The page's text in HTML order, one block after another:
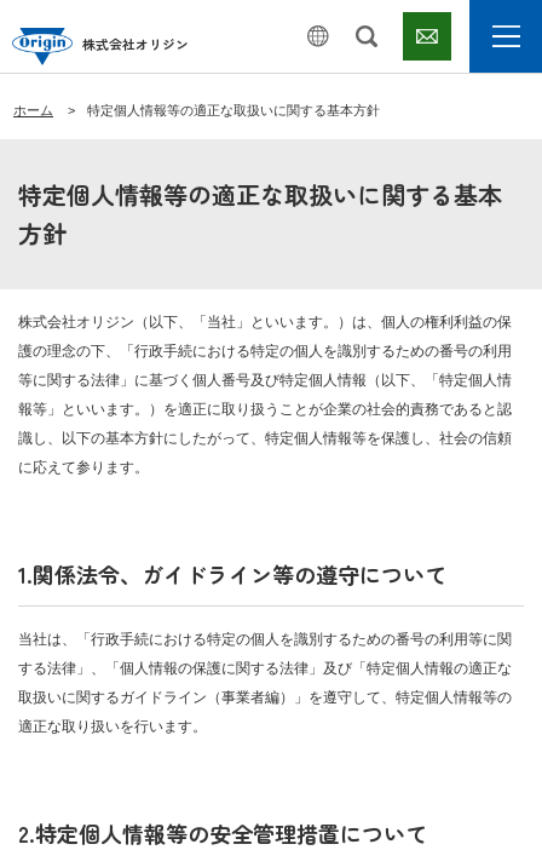
株式会社オリジン
ホーム 特定個人情報等の適正な取扱いに関する基本方針
特定個人情報等の適正な取扱いに関する基本
方針
株式会社オリジン（以下、「当社」といいます。）は、個人の権利利益の保
護の理念の下、「行政手続における特定の個人を識別するための番号の利用
等に関する法律」に基づく個人番号及び特定個人情報（以下、「特定個人情
報等」といいます。）を適正に取り扱うことが企業の社会的責務であると認
識し、以下の基本方針にしたがって、特定個人情報等を保護し、社会の信頼
に応えて参ります。
1.関係法令、ガイドライン等の遵守について
当社は、「行政手続における特定の個人を識別するための番号の利用等に関
する法律」、「個人情報の保護に関する法律」及び「特定個人情報の適正な
取扱いに関するガイドライン（事業者編）」を遵守して、特定個人情報等の
適正な取り扱いを行います。
2.特定個人情報等の安全管理措置について